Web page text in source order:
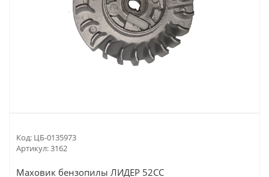
Код: ЦБ-0135973
Артикул:3162
Маховик бензопилы ЛИДЕР 52СС